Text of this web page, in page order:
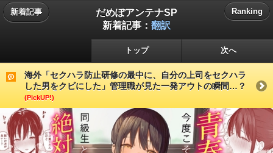
新着記事
だめぽアンテナSP
新着記事： 翻訳
Ranking
トップ 次へ
海外「セクハラ防止研修の最中に、自分の上司をセクハラ
した男をクビにした」管理職が見た一発アウトの瞬間…？
(PickUP!)